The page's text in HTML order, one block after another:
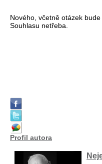
Nového, včetně otázek
Souhlasu netřeba.
Profil autora